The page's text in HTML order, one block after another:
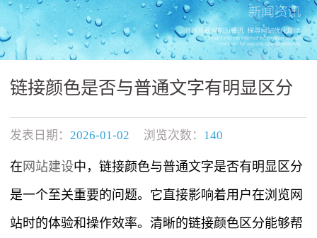
链接颜色是否与普通文字有明显区分
发表日期： 2026-01-02 浏览次数： 140
在 网站建设中，链接颜色与普通文字是否有明显区分
是一个至关重要的问题。它直接影响着用户在浏览网
站时的体验和操作效率。清晰的链接颜色区分能够帮